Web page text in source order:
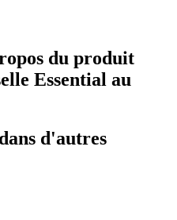
du produit
Essential au
d'autres